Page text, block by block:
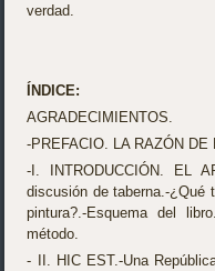
verdad.
ÍNDICE:
AGRADECIMIENTOS.
-PREFACIO. LA RAZÓN DE
-I. INTRODUCCIÓN. EL
discusión de taberna.-¿Qué
pintura?.-Esquema del
método.
- II. HIC EST.-Una